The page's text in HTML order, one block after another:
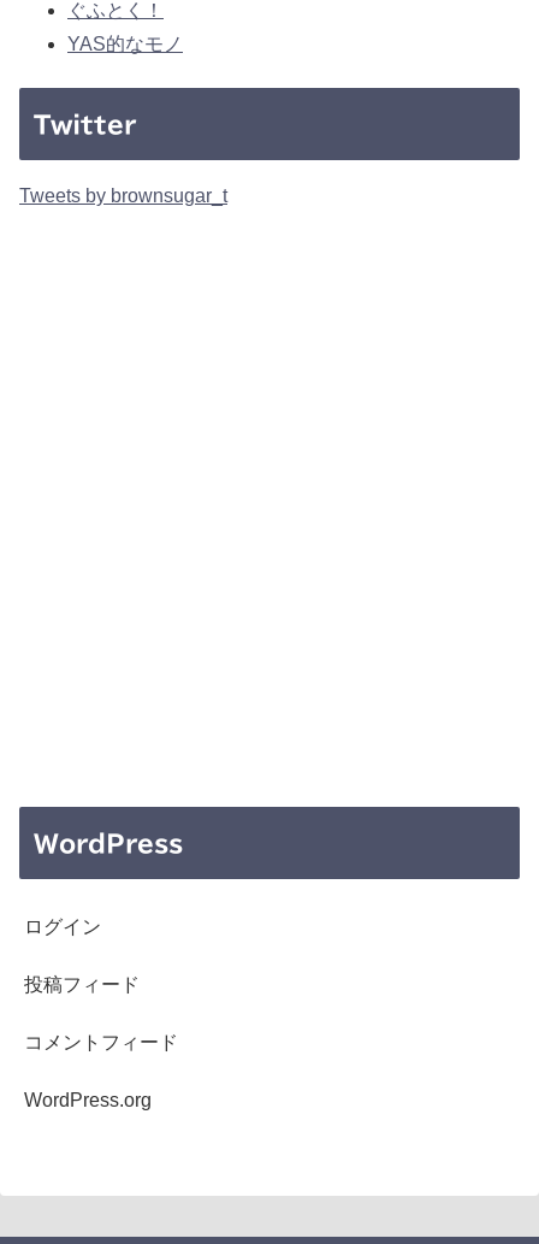
ぐふとく！
YAS的なモノ
Twitter
Tweets by brownsugar_t
WordPress
ログイン
投稿フィード
コメントフィード
WordPress.org